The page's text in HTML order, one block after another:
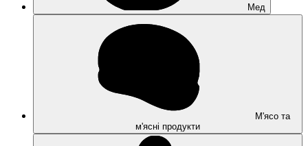
Мед
М'ясо та
м'ясні продукти